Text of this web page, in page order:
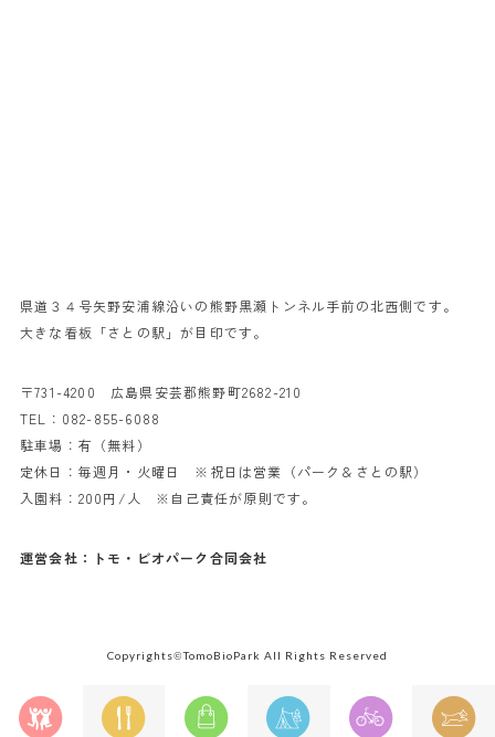
県道３４号矢野安浦線沿いの熊野黒瀬トンネル手前の北西側です。
大きな看板「さとの駅」が目印です。
〒731-4200 広島県安芸郡熊野町2682-210
TEL： 082-855-6088
駐車場：有（無料）
定休日：毎週月・火曜日 ※祝日は営業（パーク＆さとの駅）
入園料：200円/人 ※自己責任が原則です。
運営会社：トモ・ビオパーク合同会社
Copyrights©TomoBioPark All Rights Reserved